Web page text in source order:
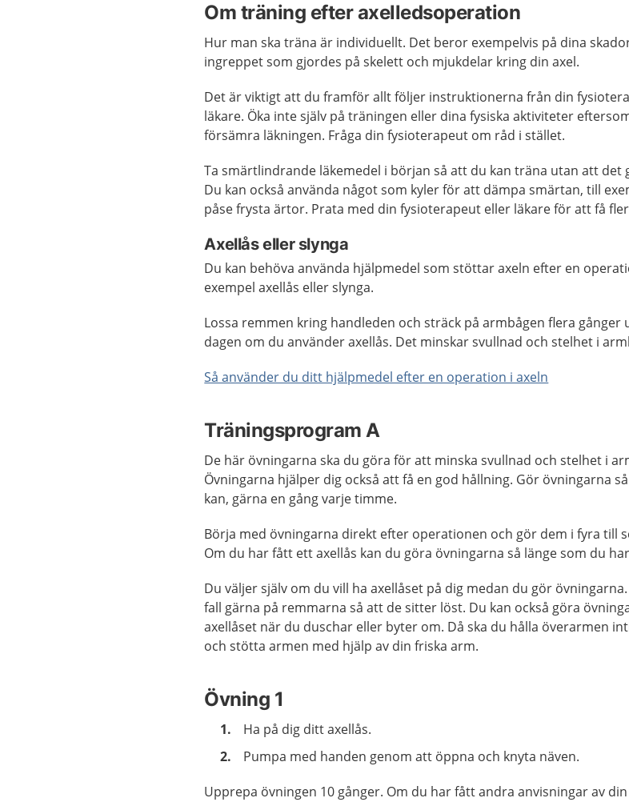
Om träning efter axelledsoperation
Hur man ska träna är individuellt. Det beror exempelvis på dina
ingreppet som gjordes på skelett och mjukdelar kring din axel.
Det är viktigt att du framför allt följer instruktionerna från din
läkare. Öka inte själv på träningen eller dina fysiska aktiviteter
försämra läkningen. Fråga din fysioterapeut om råd i stället.
Ta smärtlindrande läkemedel i början så att du kan träna utan att det
Du kan också använda något som kyler för att dämpa smärtan, till
påse frysta ärtor. Prata med din fysioterapeut eller läkare för att få
Axellås eller slynga
Du kan behöva använda hjälpmedel som stöttar axeln efter en
exempel axellås eller slynga.
Lossa remmen kring handleden och sträck på armbågen flera gånger
dagen om du använder axellås. Det minskarsvullnad och stelhet i
Så använder du ditt hjälpmedel efter en operation i axeln
Träningsprogram A
De här övningarna ska du göra för att minska svullnad och stelhet i
Övningarna hjälper dig också att få en god hållning. Gör övningarna
kan, gärna en gång varje timme.
Börja med övningarna direkt efter operationen och gör dem i fyra till
Om du har fått ett axellås kan du göra övningarna så länge som du
Du väljer själv om du vill ha axellåset på dig medan du gör
fall gärna på remmarna så att de sitter löst. Du kan också göra
axellåset när du duschar eller byter om. Då ska du hålla överarmen
och stötta armen med hjälp av din friska arm.
Övning 1
Ha på dig ditt axellås.
Pumpa med handen genom att öppna och knyta näven.
Upprepa övningen 10 gånger. Om du har fått andra anvisningar av din